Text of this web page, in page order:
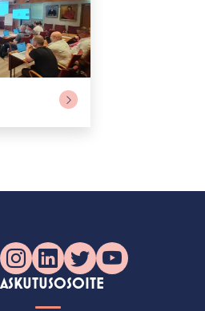
Instagram
LinkedIn
X YouTube